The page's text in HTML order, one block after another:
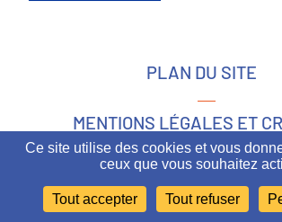
PLAN DU SITE
MENTIONS LÉGALES ET
ACCESSIBILITÉ
Ce site utilise des cookies et vous
ceux que vous souhaitez
Tout accepter Tout refuser